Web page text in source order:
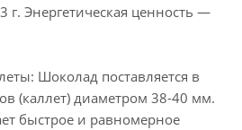
г. Энергетическая ценность —
Шоколад поставляется в
(каллет) диаметром 38-40 мм.
быстрое и равномерное